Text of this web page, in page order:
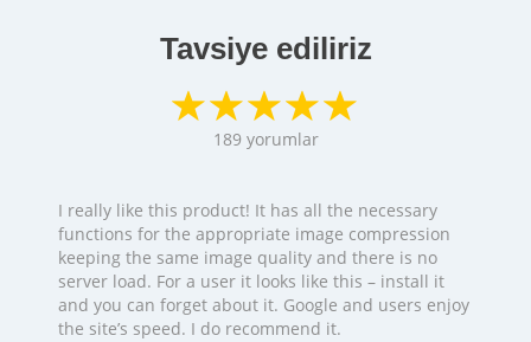
Tavsiye ediliriz
189 yorumlar
I really like this product! It has all the necessary
functions for the appropriate image compression
keeping the same image quality and there is no
server load. For a user it looks like this – install it
and you can forget about it. Google and users enjoy
the site’s speed. I do recommend it.